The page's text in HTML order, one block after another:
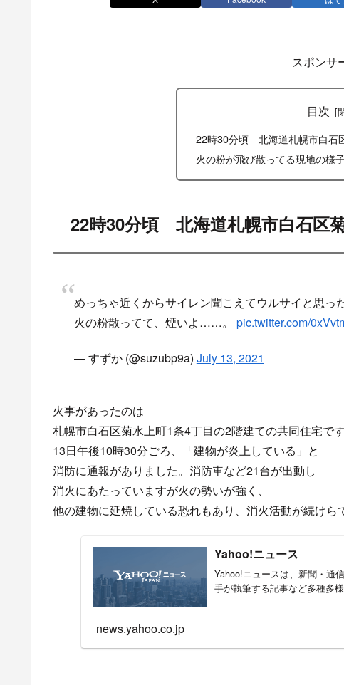
目次
火の粉が飛び散ってる現地の様子
22時30分頃 北海道札幌市白石区